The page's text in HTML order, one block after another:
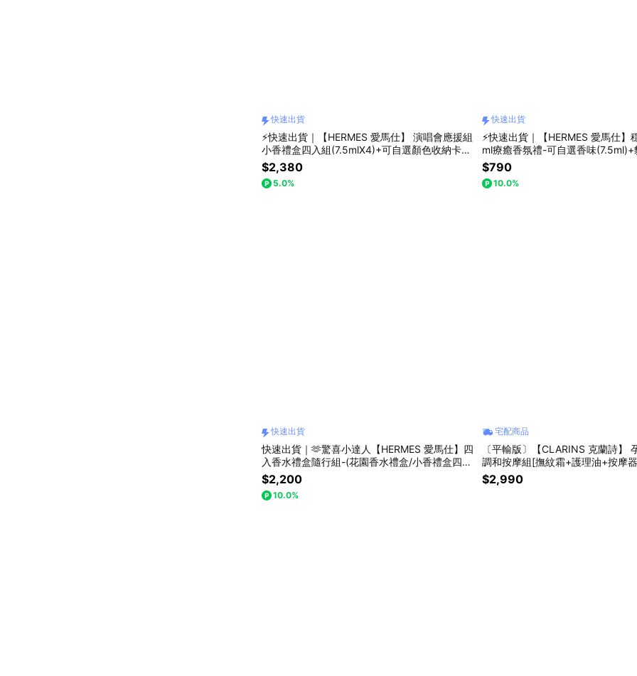
快速出貨
⚡快速出貨｜【HERMES 愛馬仕】 演唱會應援組
小香禮盒四入組(7.5mlX4)+可自選顏色收納卡套
+韓系手提袋
$2,380
5.0%
快速出貨
⚡快速出貨｜【HERMES 愛馬仕】
ml療癒香氛禮-可自選香味(7.5ml)+
+韓系手提袋
$790
10.0%
快速出貨
快速出貨｜🫶驚喜小達人【HERMES 愛馬仕】四
入香水禮盒隨行組-(花園香水禮盒/小香禮盒四入
組)-附提袋 小禮物 吊飾 送你我愛的
$2,200
10.0%
宅配商品
〔平輸版〕【CLARINS 克蘭詩】
調和按摩組[撫紋霜+護理油+按摩
$2,990